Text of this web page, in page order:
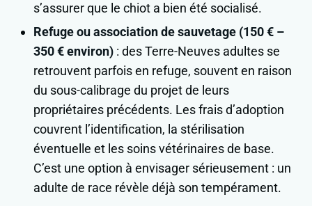
s’assurer que le chiot a bien été socialisé.
Refuge ou association de sauvetage (150 € –
350 € environ) : des Terre-Neuves adultes se
retrouvent parfois en refuge, souvent en raison
du sous-calibrage du projet de leurs
propriétaires précédents. Les frais d’adoption
couvrent l’identification, la stérilisation
éventuelle et les soins vétérinaires de base.
C’est une option à envisager sérieusement : un
adulte de race révèle déjà son tempérament.